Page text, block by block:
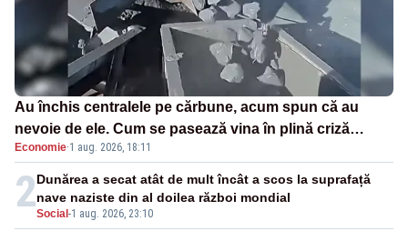
Au închis centralele pe cărbune, acum spun că au
nevoie de ele. Cum se pasează vina în plină criză
energetică
Economie·1 aug. 2026, 18:11
2Social -1 aug. 2026, 23:10
Dunărea a secat atât de mult încât a scos la suprafață
nave naziste din al doilea război mondial